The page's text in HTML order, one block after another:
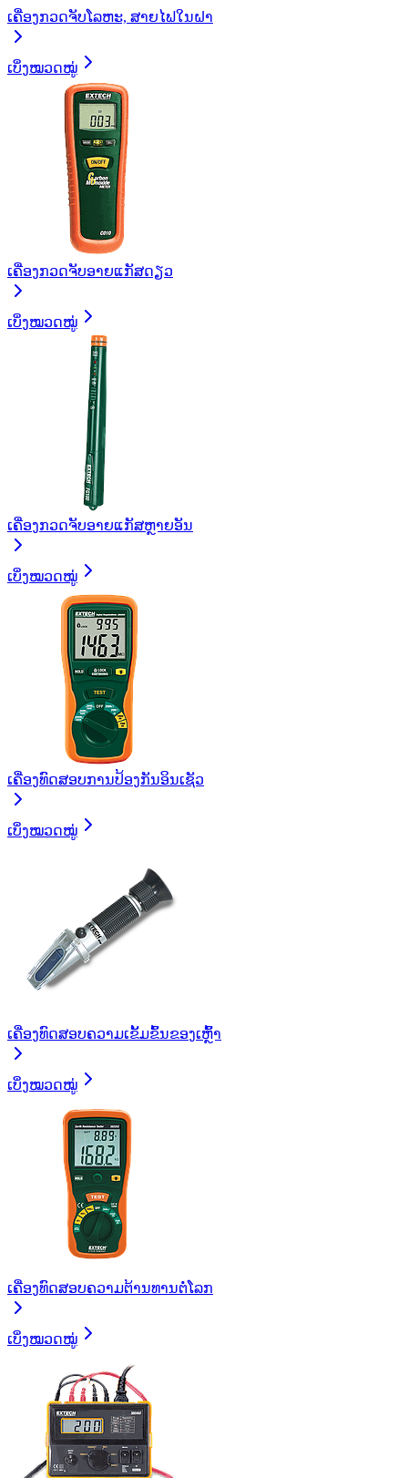
ເຄື່ອງກວດຈັບໂລຫະ, ສາຍໄຟໃນຝາ
ເບິ່ງໝວດໝູ່
ເຄື່ອງກວດຈັບອາຍແກັສດຽວ
ເບິ່ງໝວດໝູ່
ເຄື່ອງກວດຈັບອາຍແກັສຫຼາຍອັນ
ເບິ່ງໝວດໝູ່
ເຄື່ອງທົດສອບການປ້ອງກັນອິນເຊັວ
ເບິ່ງໝວດໝູ່
ເຄື່ອງທົດສອບຄວາມເຂັ້ມຂົ້ນຂອງເຫຼົ້າ
ເບິ່ງໝວດໝູ່
ເຄື່ອງທົດສອບຄວາມຕ້ານທານຕໍ່ໂລກ
ເບິ່ງໝວດໝູ່